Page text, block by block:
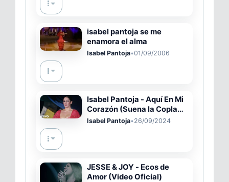
isabel pantoja se me
enamora el alma
Isabel Pantoja•01/09/2006
Isabel Pantoja - Aquí En Mi
Corazón (Suena la Copla
(Actuación TVE))
Isabel Pantoja•26/09/2024
JESSE & JOY - Ecos de
Amor (Video Oficial)